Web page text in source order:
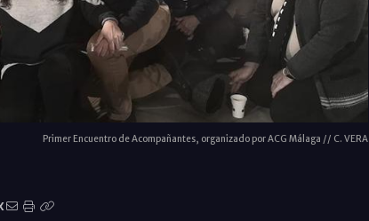
Primer Encuentro de Acompañantes, organizado por ACG Málaga // C. VERA